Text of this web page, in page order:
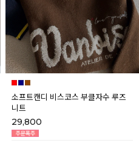
소프트캔디 비스코스 부클자수 루즈
니트
29,800